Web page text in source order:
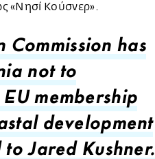
«Νησί Κούσνερ».
Commission has
not to
membership
development
Jared Kushner.